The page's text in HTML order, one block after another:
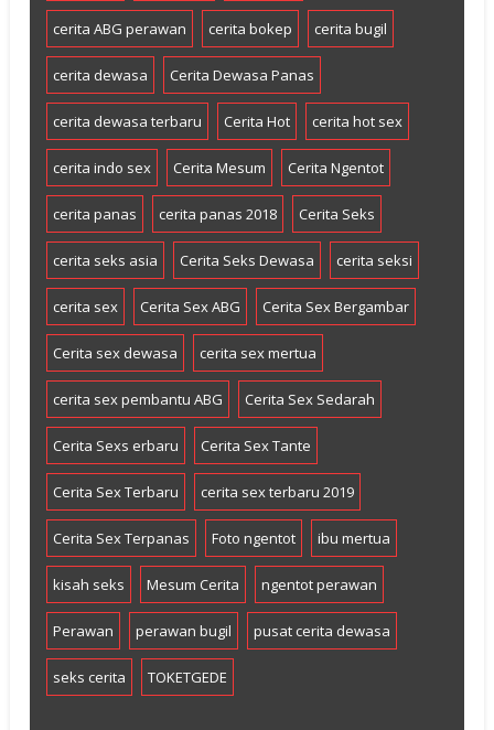
cerita ABG perawan cerita bokep cerita bugil
cerita dewasa Cerita Dewasa Panas
cerita dewasa terbaru Cerita Hot cerita hot sex
cerita indo sex Cerita Mesum Cerita Ngentot
cerita panas cerita panas 2018 Cerita Seks
cerita seks asia Cerita Seks Dewasa cerita seksi
cerita sex Cerita Sex ABG Cerita Sex Bergambar
Cerita sex dewasa cerita sex mertua
cerita sex pembantu ABG Cerita Sex Sedarah
Cerita Sexs erbaru Cerita Sex Tante
Cerita Sex Terbaru cerita sex terbaru 2019
Cerita Sex Terpanas Foto ngentot ibu mertua
kisah seks Mesum Cerita ngentot perawan
Perawan perawan bugil pusat cerita dewasa
seks cerita TOKETGEDE